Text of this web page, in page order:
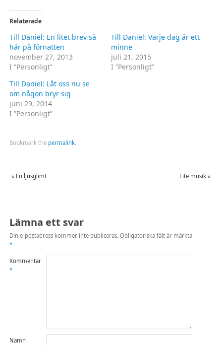
Twitter
(Öppnas
i
nytt
fönster)
ett
nytt
fönster)
Relaterade
Till Daniel: En litet brev så
här på förnatten
november 27, 2013
I ”Personligt”
Till Daniel: Varje dag är ett
minne
juli 21, 2015
I ”Personligt”
Till Daniel: Låt oss nu se
om någon bryr sig
juni 29, 2014
I ”Personligt”
Bookmark the permalink.
« En ljusglimt Lite musik»
Lämna ett svar
Din e-postadress kommer inte publiceras. Obligatoriska fält är märkta
*
Kommentar
*
Namn